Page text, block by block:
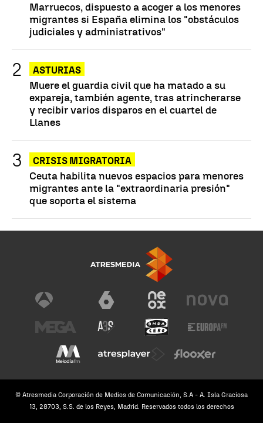
Marruecos, dispuesto a acoger a los menores
migrantes si España elimina los "obstáculos
judiciales y administrativos"
ASTURIAS
Muere el guardia civil que ha matado a su
expareja, también agente, tras atrincherarse
y recibir varios disparos en el cuartel de
Llanes
CRISIS MIGRATORIA
Ceuta habilita nuevos espacios para menores
migrantes ante la "extraordinaria presión"
que soporta el sistema
© Atresmedia Corporación de Medios de Comunicación, S.A - A. Isla Graciosa
13, 28703, S.S. de los Reyes, Madrid. Reservados todos los derechos